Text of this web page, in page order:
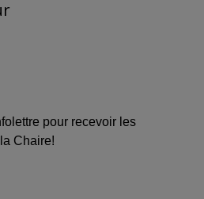
pour recevoir les
Chaire!